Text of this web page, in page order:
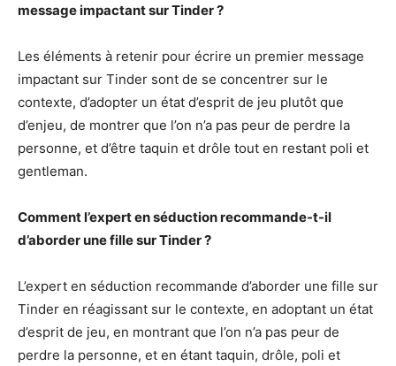
message impactant sur Tinder ?
Les éléments à retenir pour écrire un premier message
impactant sur Tinder sont de se concentrer sur le
contexte, d’adopter un état d’esprit de jeu plutôt que
d’enjeu, de montrer que l’on n’a pas peur de perdre la
personne, et d’être taquin et drôle tout en restant poli et
gentleman.
Comment l’expert en séduction recommande-t-il
d’aborder une fille sur Tinder ?
L’expert en séduction recommande d’aborder une fille sur
Tinder en réagissant sur le contexte, en adoptant un état
d’esprit de jeu, en montrant que l’on n’a pas peur de
perdre la personne, et en étant taquin, drôle, poli et